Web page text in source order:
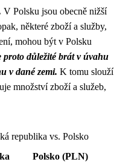
V Polsku jsou obecně nižší
některé zboží a služby,
mohou být v Polsku
důležité brát v úvahu
v dané zemi. K tomu slouží
množství zboží a služeb,
republika vs. Polsko
Polsko (PLN)